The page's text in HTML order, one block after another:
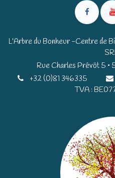
L'Arbre du Bonheur -Centre de
Rue Charles Prévôt 5 •
+32 (0)81 346335
TVA :